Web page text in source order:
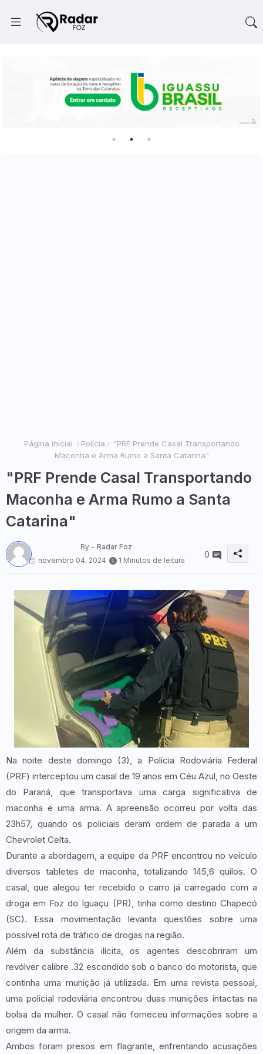
Página inicial Polícia
"PRF Prende Casal Transportando
Maconha e Arma Rumo a Santa Catarina"
"PRF Prende Casal Transportando
Maconha e Arma Rumo a Santa
Catarina"
By - Radar Foz
novembro 04, 2024
1 Minutos de leitura
0
Na noite deste domingo (3), a Polícia Rodoviária Federal
(PRF) interceptou um casal de 19 anos em Céu Azul, no Oeste
do Paraná, que transportava uma carga significativa de
maconha e uma arma. A apreensão ocorreu por volta das
23h57, quando os policiais deram ordem de parada a um
Chevrolet Celta.
Durante a abordagem, a equipe da PRF encontrou no veículo
diversos tabletes de maconha, totalizando 145,6 quilos. O
casal, que alegou ter recebido o carro já carregado com a
droga em Foz do Iguaçu (PR), tinha como destino Chapecó
(SC). Essa movimentação levanta questões sobre uma
possível rota de tráfico de drogas na região.
Além da substância ilícita, os agentes descobriram um
revólver calibre .32 escondido sob o banco do motorista, que
continha uma munição já utilizada. Em uma revista pessoal,
uma policial rodoviária encontrou duas munições intactas na
bolsa da mulher. O casal não forneceu informações sobre a
origem da arma.
Ambos foram presos em flagrante, enfrentando acusações